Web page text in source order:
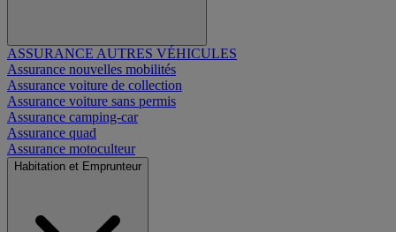
ASSURANCE AUTRES VÉHICULES
Assurance nouvelles mobilités
Assurance voiture de collection
Assurance voiture sans permis
Assurance camping-car
Assurance quad
Assurance motoculteur
Habitation et Emprunteur